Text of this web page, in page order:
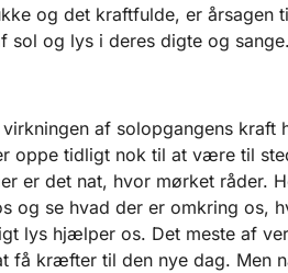
og det kraftfulde, er årsagen
sol og lys i deres digte og sange.
af solopgangens kraft
oppe tidligt nok til at være til
er det nat, hvor mørket råder.
og se hvad der er omkring os,
lys hjælper os. Det meste af
få kræfter til den nye dag. Men